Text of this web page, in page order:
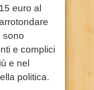
euro al
sono
e complici
e nel
politica.